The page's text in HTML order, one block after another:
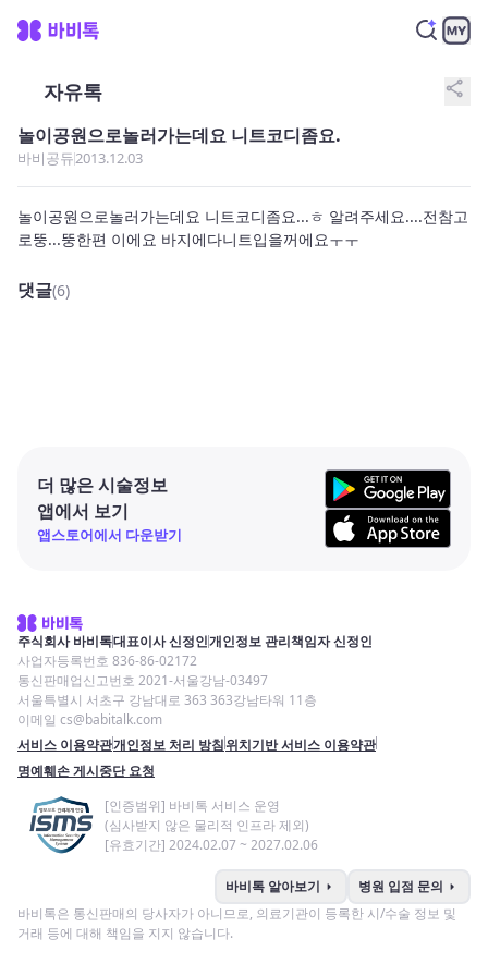
자유톡 share
놀이공원으로놀러가는데요 니트코디좀요.
바비공듀2013.12.03
놀이공원으로놀러가는데요 니트코디좀요...ㅎ 알려주세요....전참고
로뚱...뚱한편 이에요 바지에다니트입을꺼에요ㅜㅜ
댓글(6)
더 많은 시술정보
앱에서 보기
앱스토어에서 다운받기
주식회사 바비톡대표이사 신정인개인정보 관리책임자 신정인
사업자등록번호 836-86-02172
통신판매업신고번호 2021-서울강남-03497
서울특별시 서초구 강남대로 363 363강남타워 11층
이메일 cs@babitalk.com
서비스 이용약관개인정보 처리 방침위치기반 서비스 이용약관
명예훼손 게시중단 요청
[인증범위] 바비톡 서비스 운영
(심사받지 않은 물리적 인프라 제외)
[유효기간] 2024.02.07 ~ 2027.02.06
바비톡 알아보기 arrow_right 병원 입점 문의 arrow_right
바비톡은 통신판매의 당사자가 아니므로, 의료기관이 등록한 시/수술 정보 및
거래 등에 대해 책임을 지지 않습니다.